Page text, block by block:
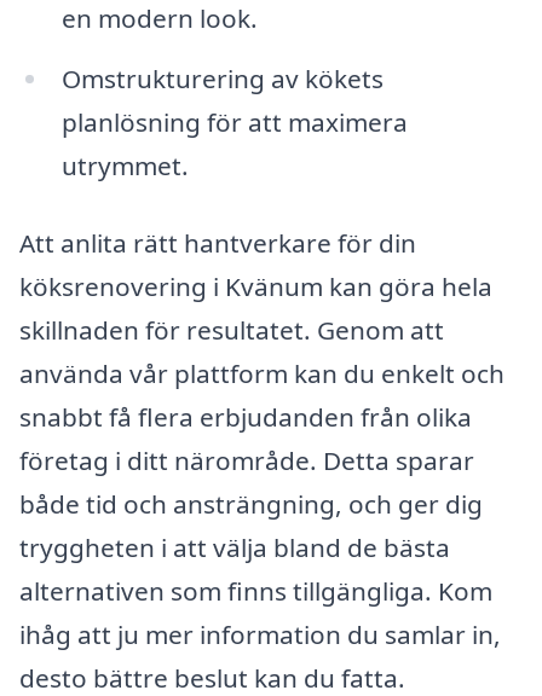
en modern look.
Omstrukturering av kökets
planlösning för att maximera
utrymmet.
Att anlita rätt hantverkare för din
köksrenovering i Kvänum kan göra hela
skillnaden för resultatet. Genom att
använda vår plattform kan du enkelt och
snabbt få flera erbjudanden från olika
företag i ditt närområde. Detta sparar
både tid och ansträngning, och ger dig
tryggheten i att välja bland de bästa
alternativen som finns tillgängliga. Kom
ihåg att ju mer information du samlar in,
desto bättre beslut kan du fatta.